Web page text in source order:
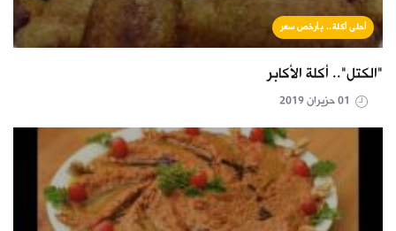
أحلى أكلة.. بأرخص سعر
"الكتل".. أكلة الأكابر